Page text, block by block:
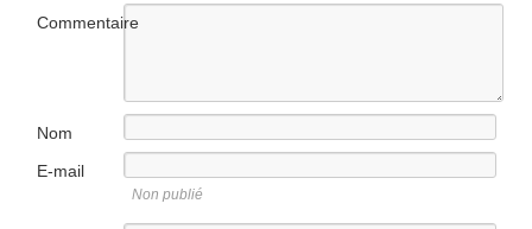
Commentaire
Nom
E-mail
Non publié